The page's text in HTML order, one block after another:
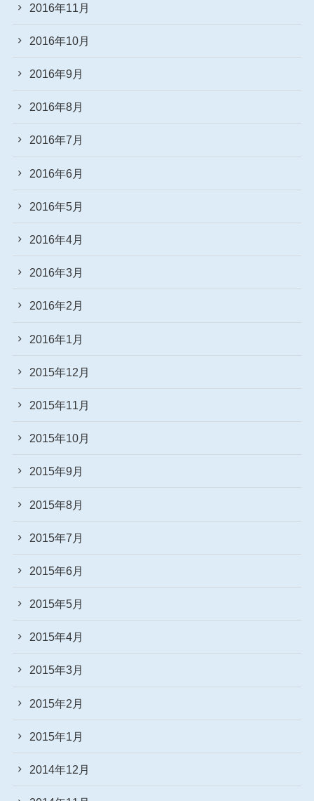
2016年11月
2016年10月
2016年9月
2016年8月
2016年7月
2016年6月
2016年5月
2016年4月
2016年3月
2016年2月
2016年1月
2015年12月
2015年11月
2015年10月
2015年9月
2015年8月
2015年7月
2015年6月
2015年5月
2015年4月
2015年3月
2015年2月
2015年1月
2014年12月